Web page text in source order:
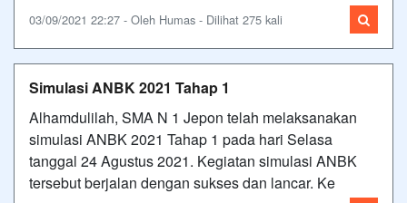
03/09/2021 22:27 - Oleh Humas - Dilihat 275 kali
Simulasi ANBK 2021 Tahap 1
Alhamdulilah, SMA N 1 Jepon telah melaksanakan
simulasi ANBK 2021 Tahap 1 pada hari Selasa
tanggal 24 Agustus 2021. Kegiatan simulasi ANBK
tersebut berjalan dengan sukses dan lancar. Ke